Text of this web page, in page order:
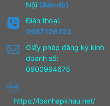
Nội (Bản đồ)
Điện thoại:
0987.126.123
Giấy phép đăng ký kinh
doanh số:
0900994675
https://loanhapkhau.net/